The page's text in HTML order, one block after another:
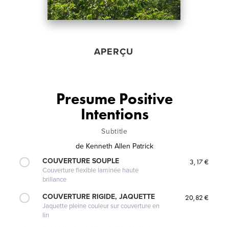
APERÇU
Presume Positive
Intentions
Subtitle
de Kenneth Allen Patrick
COUVERTURE SOUPLE
Couverture flexible laminée haute
brillance
3,17 €
COUVERTURE RIGIDE, JAQUETTE
Jaquette pleine couleur sur couverture en
lin
20,82 €